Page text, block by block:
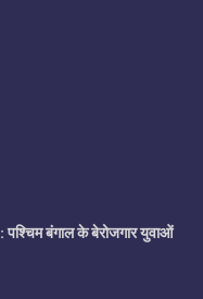
बंगाल के बेरोजगार युवाओं